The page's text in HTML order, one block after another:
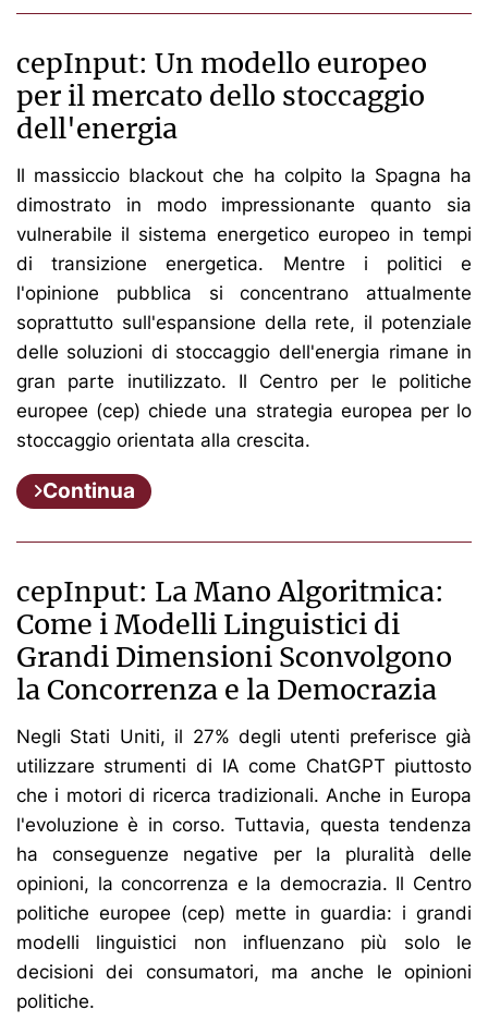
cepInput: Un modello europeo
per il mercato dello stoccaggio
dell'energia
Il massiccio blackout che ha colpito la Spagna ha
dimostrato in modo impressionante quanto sia
vulnerabile il sistema energetico europeo in tempi
di transizione energetica. Mentre i politici e
l'opinione pubblica si concentrano attualmente
soprattutto sull'espansione della rete, il potenziale
delle soluzioni di stoccaggio dell'energia rimane in
gran parte inutilizzato. Il Centro per le politiche
europee (cep) chiede una strategia europea per lo
stoccaggio orientata alla crescita.
Continua
cepInput: La Mano Algoritmica:
Come i Modelli Linguistici di
Grandi Dimensioni Sconvolgono
la Concorrenza e la Democrazia
Negli Stati Uniti, il 27% degli utenti preferisce già
utilizzare strumenti di IA come ChatGPT piuttosto
che i motori di ricerca tradizionali. Anche in Europa
l'evoluzione è in corso. Tuttavia, questa tendenza
ha conseguenze negative per la pluralità delle
opinioni, la concorrenza e la democrazia. Il Centro
politiche europee (cep) mette in guardia: i grandi
modelli linguistici non influenzano più solo le
decisioni dei consumatori, ma anche le opinioni
politiche.